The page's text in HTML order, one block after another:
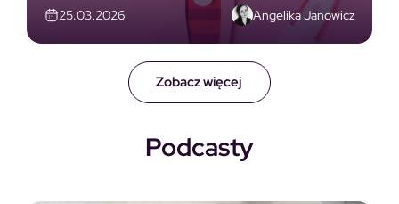
Zobacz więcej
25.03.2026 Angelika Janowicz
Podcasty